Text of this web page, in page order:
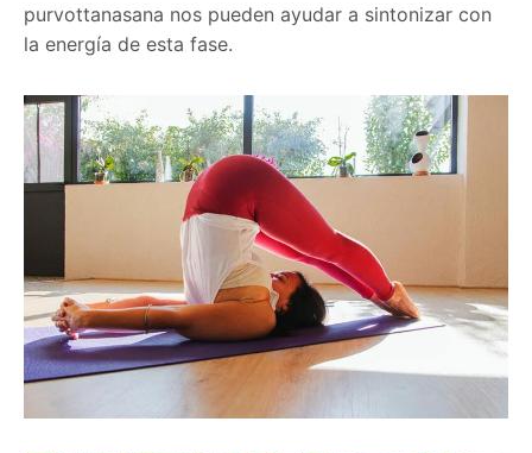
purvottanasana nos pueden ayudar a sintonizar con
la energía de esta fase.